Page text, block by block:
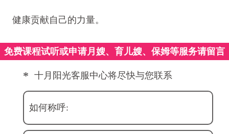
健康贡献自己的力量。
免费课程试听或申请月嫂、育儿嫂、保姆等服务请留言
* 十月阳光客服中心将尽快与您联系
如何称呼: